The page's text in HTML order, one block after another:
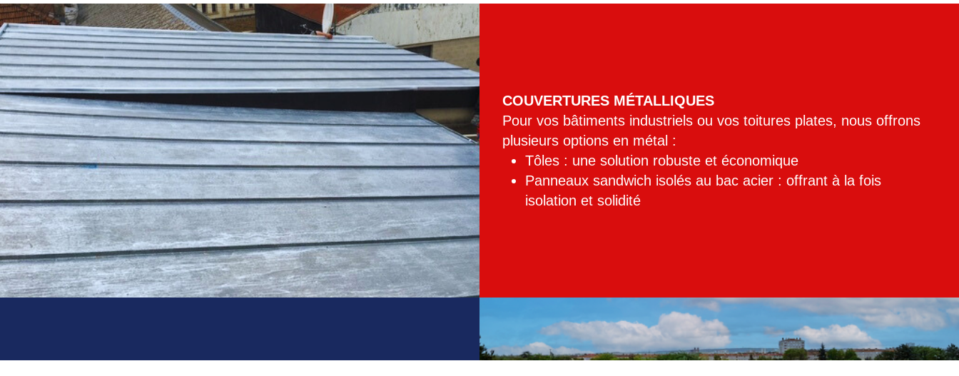
COUVERTURES MÉTALLIQUES
Pour vos bâtiments industriels ou vos toitures plates, nous offrons
plusieurs options en métal :
Tôles : une solution robuste et économique
Panneaux sandwich isolés au bac acier : offrant à la fois
isolation et solidité